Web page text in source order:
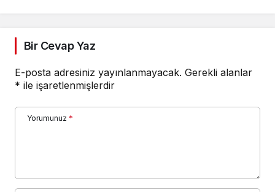
Bir Cevap Yaz
E-posta adresiniz yayınlanmayacak. Gerekli alanlar
* ile işaretlenmişlerdir
Yorumunuz *